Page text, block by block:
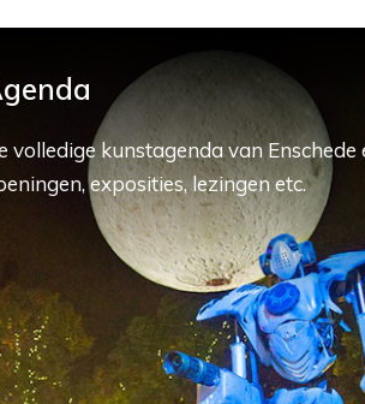
volledige kunstagenda van Enschede
exposities, lezingen etc.